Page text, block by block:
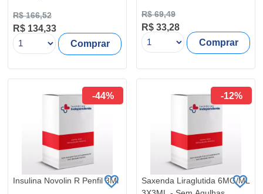
R$ 166,52
R$ 134,33
Comprar
R$ 69,49
R$ 33,28
Comprar
-44%
Insulina Novolin R Penfil 3Ml
-12%
Saxenda Liraglutida 6MG/ML